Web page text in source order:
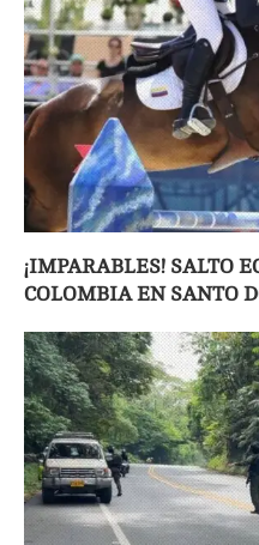
¡IMPARABLES! SALTO
COLOMBIA EN SANTO